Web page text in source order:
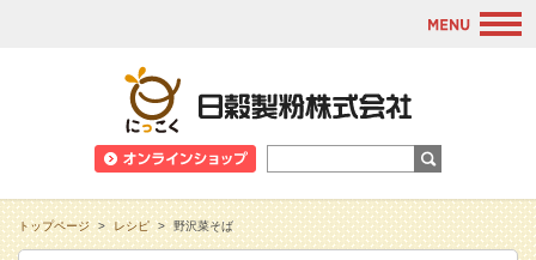
トップページ > レシピ > 野沢菜そば